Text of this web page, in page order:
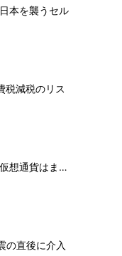
本を襲うセル
税減税のリス
想通貨はま…
の直後に介入